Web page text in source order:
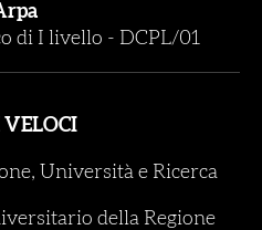
di I livello - DCPL/01
Università e Ricerca
della Regione